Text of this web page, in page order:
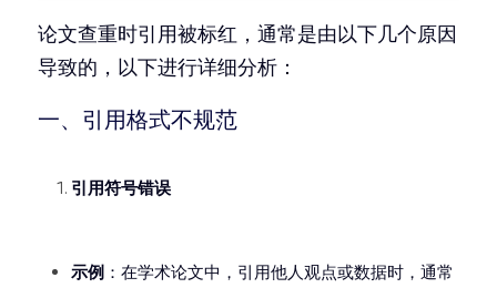
论文查重时引用被标红，通常是由以下几个原因
导致的，以下进行详细分析：
一、引用格式不规范
引用符号错误
示例 ：在学术论文中，引用他人观点或数据时，通常